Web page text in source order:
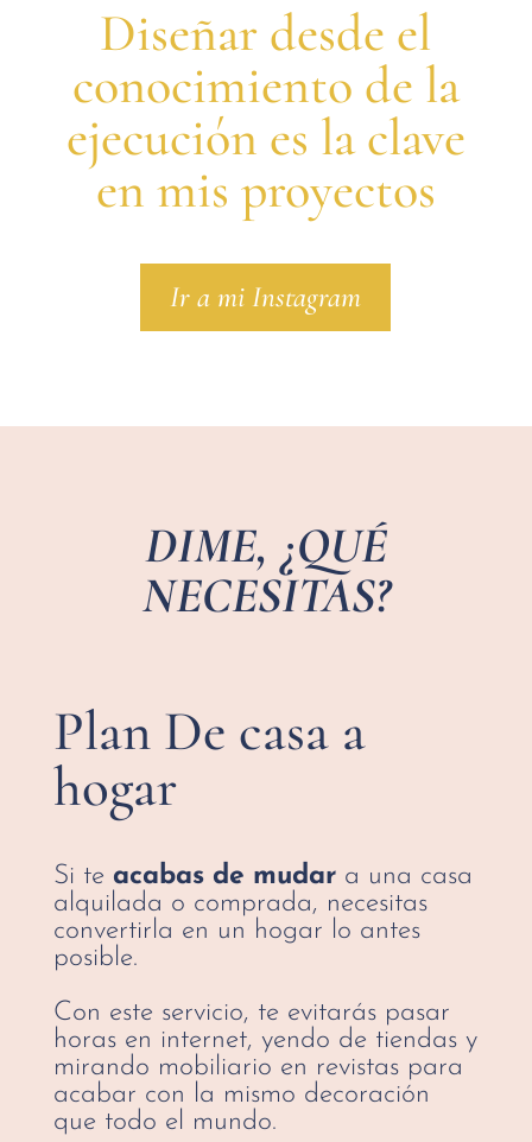
Diseñar desde el
conocimiento de la
ejecución es la clave
en mis proyectos
Ir a mi Instagram
DIME, ¿QUÉ
NECESITAS?
Plan De casa a
hogar
Si te acabas de mudar a una casa
alquilada o comprada, necesitas
convertirla en un hogar lo antes
posible.
Con este servicio, te evitarás pasar
horas en internet, yendo de tiendas y
mirando mobiliario en revistas para
acabar con la mismo decoración
que todo el mundo.